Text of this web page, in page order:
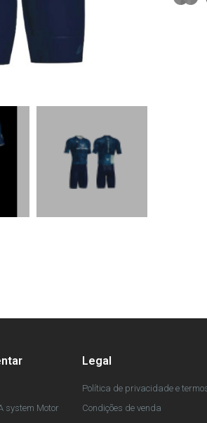
system Motor
Legal
Política de privacidade e
Condições de venda